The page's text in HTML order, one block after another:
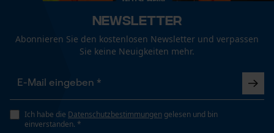
Newsletter
Abonnieren Sie den kostenlosen Newsletter und verpassen
Sie keine Neuigkeiten mehr.
Ich habe die Datenschutzbestimmungen gelesen und bin
einverstanden. *
Prüfung setzen von Cookies
Session ID